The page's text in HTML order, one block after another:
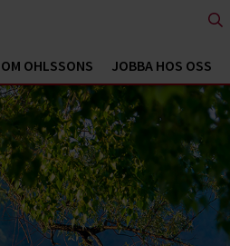
OM OHLSSONS JOBBA HOS OSS